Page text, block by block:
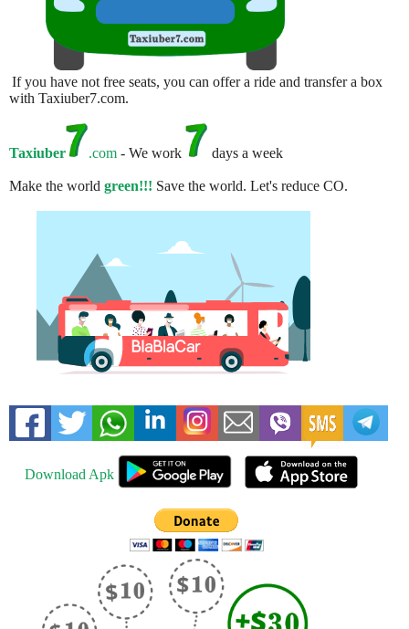
If you have not free seats, you can offer a ride and transfer a box
with Taxiuber7.com.
Taxiuber .com - We work days a week
Make the world green!!! Save the world. Let's reduce CO.
Download Apk